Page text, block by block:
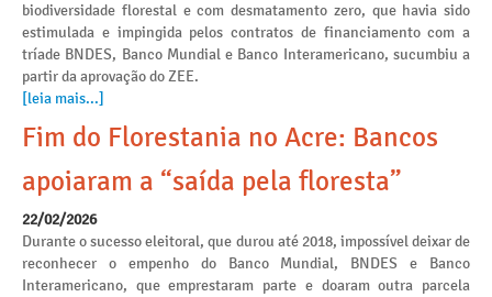
biodiversidade florestal e com desmatamento zero, que havia sido
estimulada e impingida pelos contratos de financiamento com a
tríade BNDES, Banco Mundial e Banco Interamericano, sucumbiu a
partir da aprovação do ZEE.
[leia mais...]
Fim do Florestania no Acre: Bancos
apoiaram a “saída pela floresta”
22/02/2026
Durante o sucesso eleitoral, que durou até 2018, impossível deixar de
reconhecer o empenho do Banco Mundial, BNDES e Banco
Interamericano, que emprestaram parte e doaram outra parcela